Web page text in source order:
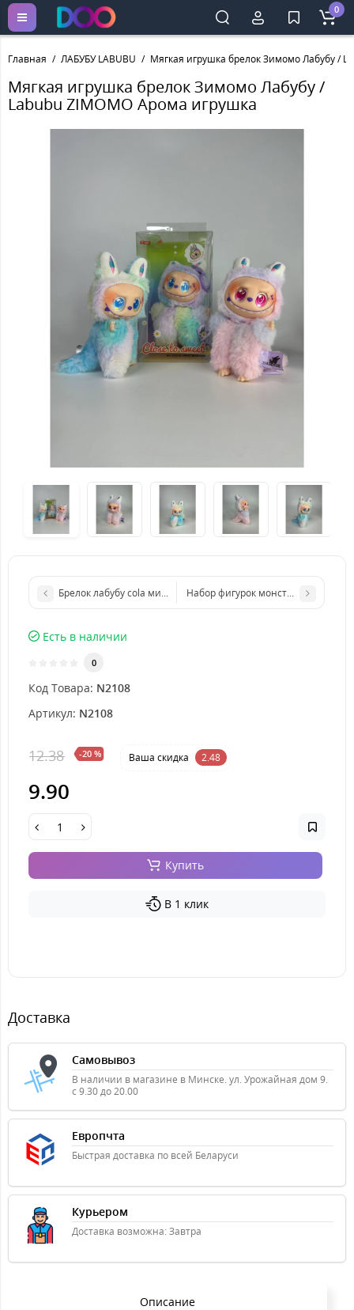
0
Главная ЛАБУБУ LABUBU Мягкая игрушка брелок Зимомо Лабубу /
Мягкая игрушка брелок Зимомо Лабубу /
Labubu ZIMOMO Арома игрушка
Брелок лабубу cola мини игрушка labubu в ассортименте
Набор фигурок монстры Лабубу
Есть в наличии
0
Код Товара: N2108
Артикул: N2108
12.38 -20 % Ваша cкидка 2.48
9.90
Купить
В 1 клик
Доставка
Самовывоз
В наличии в магазине в Минске. ул. Урожайная дом 9.
с 9.30 до 20.00
Европчта
Быстрая доставка по всей Беларуси
Курьером
Доставка возможна: Завтра
Описание